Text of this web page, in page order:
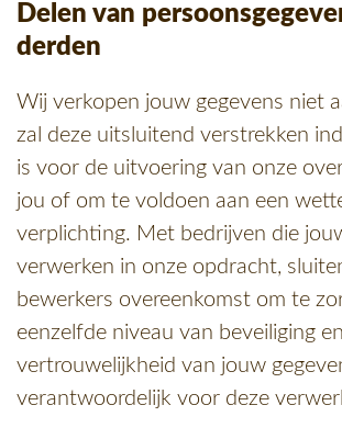
Delen van
derden
Wij verkopen jouw gegevens niet
zal deze uitsluitend verstrekken
is voor de uitvoering van onze
jou of om te voldoen aan een
verplichting. Met bedrijven die
verwerken in onze opdracht,
bewerkers overeenkomst om te
eenzelfde niveau van beveiliging en
vertrouwelijkheid van jouw
verantwoordelijk voor deze